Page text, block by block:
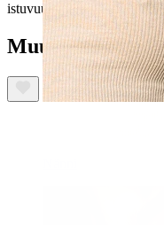
istuvuus tekee korusta
Muut ostivat